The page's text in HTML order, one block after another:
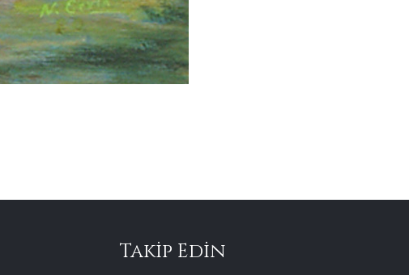
Takip Edin